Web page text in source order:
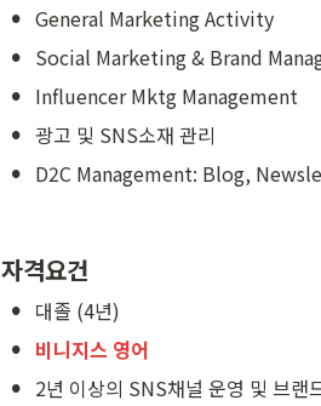
• General Marketing Activity
• Social Marketing & Brand
• Influencer Mktg Management
• 광고 및 SNS소재 관리
• D2C Management: Blog,
자격요건
• 대졸 (4년)
• 비니지스 영어
• 2년 이상의 SNS채널 운영 및 브랜